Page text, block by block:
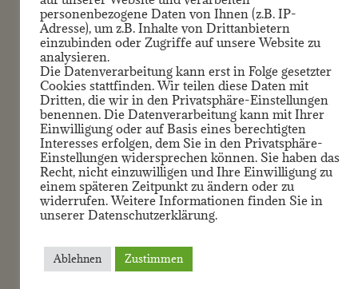
Wir entfalten das volle Potential
Ihrer Immobilie
personenbezogene Daten von Ihnen (z.B. IP-
Adresse), um z.B. Inhalte von Drittanbietern
einzubinden oder Zugriffe auf unsere Website zu
analysieren.
Die Datenverarbeitung kann erst in Folge gesetzter
Cookies stattfinden. Wir teilen diese Daten mit
Dritten, die wir in den Privatsphäre-Einstellungen
benennen. Die Datenverarbeitung kann mit Ihrer
Einwilligung oder auf Basis eines berechtigten
Interesses erfolgen, dem Sie in den Privatsphäre-
Einstellungen widersprechen können. Sie haben das
Recht, nicht einzuwilligen und Ihre Einwilligung zu
einem späteren Zeitpunkt zu ändern oder zu
widerrufen. Weitere Informationen finden Sie in
unserer Datenschutzerklärung.
Ablehnen Zustimmen